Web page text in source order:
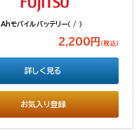
バイルバッテリー（ / ）
2,200円 （税込）
お気入り登録
詳しく見る